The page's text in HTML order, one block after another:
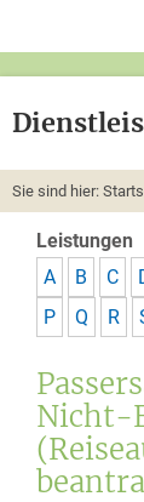
Sie sind hier:
Leistungen
A
B C
P
Q R
Nicht-